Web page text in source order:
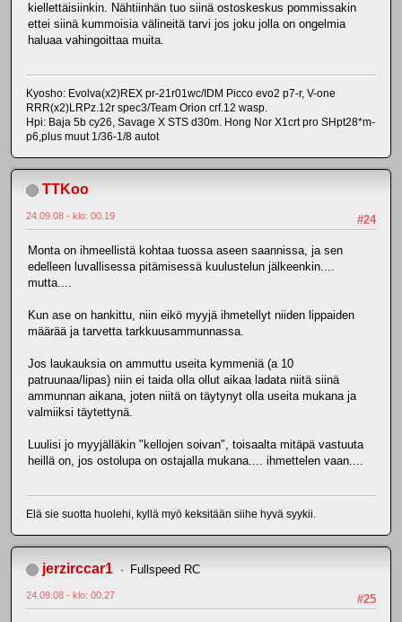
kiellettäisiinkin. Nähtiinhän tuo siinä ostoskeskus pommissakin
ettei siinä kummoisia välineitä tarvi jos joku jolla on ongelmia
haluaa vahingoittaa muita.
Kyosho: Evolva(x2)REX pr-21r01wc/IDM Picco evo2 p7-r, V-one
RRR(x2)LRPz.12r spec3/Team Orion crf.12 wasp.
Hpi: Baja 5b cy26, Savage X STS d30m. Hong Nor X1crt pro SHpt28*m-
p6,plus muut 1/36-1/8 autot
TTKoo
#24
24.09.08 - klo: 00.19
Monta on ihmeellistä kohtaa tuossa aseen saannissa, ja sen
edelleen luvallisessa pitämisessä kuulustelun jälkeenkin....
mutta....
Kun ase on hankittu, niin eikö myyjä ihmetellyt niiden lippaiden
määrää ja tarvetta tarkkuusammunnassa.
Jos laukauksia on ammuttu useita kymmeniä (a 10
patruunaa/lipas) niin ei taida olla ollut aikaa ladata niitä siinä
ammunnan aikana, joten niitä on täytynyt olla useita mukana ja
valmiiksi täytettynä.
Luulisi jo myyjälläkin "kellojen soivan", toisaalta mitäpä vastuuta
heillä on, jos ostolupa on ostajalla mukana.... ihmettelen vaan....
Elä sie suotta huolehi, kyllä myö keksitään siihe hyvä syykii.
jerzirccar1 Fullspeed RC
#25
24.09.08 - klo: 00.27